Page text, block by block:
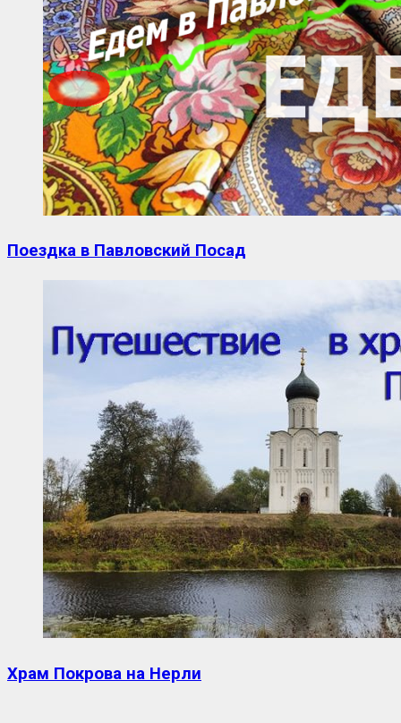
Поездка в Павловский Посад
Храм Покрова на Нерли